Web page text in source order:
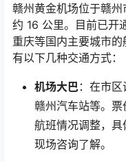
赣州黄金机场位于赣
约 16 公里。目前已开
重庆等国内主要城市
有以下几种交通方式：
机场大巴：在市区
赣州汽车站等。票
航班情况调整，
现场咨询了解。